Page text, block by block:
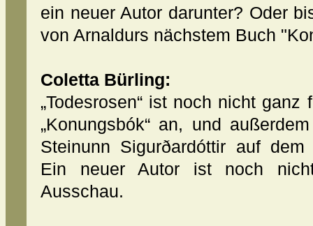
ein neuer Autor darunter? Oder
von Arnaldurs nächstem Buch
Coletta Bürling:
„Todesrosen“ ist noch nicht
„Konungsbók“ an, und
Steinunn Sigurðardóttir auf dem
Ein neuer Autor ist noch
Ausschau.